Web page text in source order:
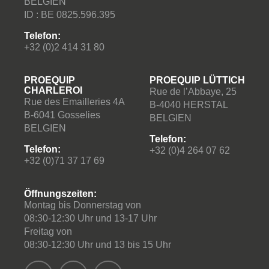
Waschmittel (21)
Wasserschieber - Food (27)
WC Garnituren (17)
WC Papier Bulk Blatt per Blatt (BT1) (8)
WC Papier Centerfeed (CF2) (4)
WC Papier grosse Rollen (JT1 & JT2) (35)
WC TORK (3)
WC-Bereich (5)
Willmop Zubehör (10)
Zerstäuber (17)
Zubehör & Verbrauchsmaterial Kehrmaschinen (4)
Scheuersaugmaschinen (106)
ID : BE 0825.596.395
Telefon:
+32 (0)2 414 31 80
PROEQUIP
CHARLEROI
Rue des Emailleries 4A
B-6041 Gosselies
BELGIEN
Telefon:
+32 (0)71 37 17 69
PROEQUIP LÜTTICH
Rue de l’Abbaye, 25
B-4040 HERSTAL
BELGIEN
Telefon:
+32 (0)4 264 07 62
Öffnungszeiten:
Montag bis Donnerstag von
08:30-12:30 Uhr und 13-17 Uhr
Freitag von
08:30-12:30 Uhr und 13 bis 15 Uhr